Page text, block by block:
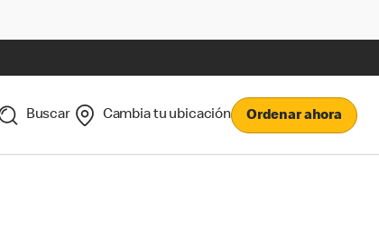
Buscar Cambia tu ubicación Ordenar ahora